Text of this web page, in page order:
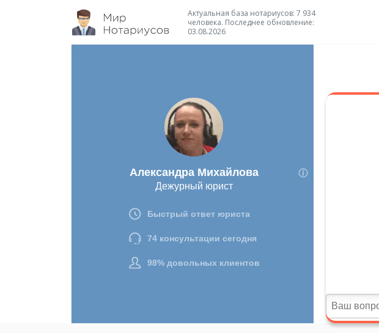
Актуальная база нотариусов: 7 934
человека. Последнее обновление:
03.08.2026